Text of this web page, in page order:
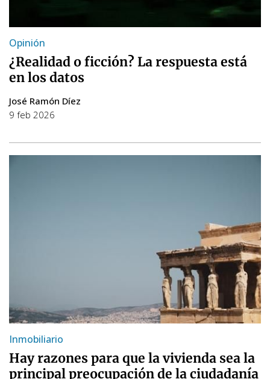
Opinión
¿Realidad o ficción? La respuesta está
en los datos
José Ramón Díez
9 feb 2026
Inmobiliario
Hay razones para que la vivienda sea la
principal preocupación de la ciudadanía